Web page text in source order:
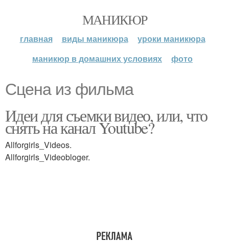
МАНИКЮР
главная виды маникюра
уроки маникюра
маникюр в домашних условиях
фото
Сцена из фильма
Идеи для съемки видео, или, что
снять на канал Youtube?
Allforgirls_Videos.
Allforgirls_Videobloger.